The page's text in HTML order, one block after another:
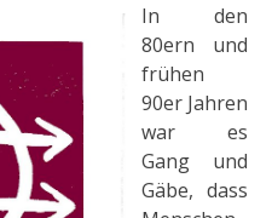
In den
80ern und
frühen
90er Jahren
war es
Gang und
Gäbe, dass